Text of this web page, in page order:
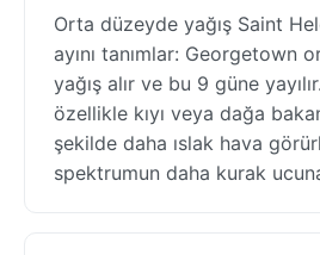
Orta düzeyde yağış Saint
ayını tanımlar: Georgetown
yağış alır ve bu 9 güne
özellikle kıyı veya dağa
şekilde daha ıslak hava
spektrumun daha kurak